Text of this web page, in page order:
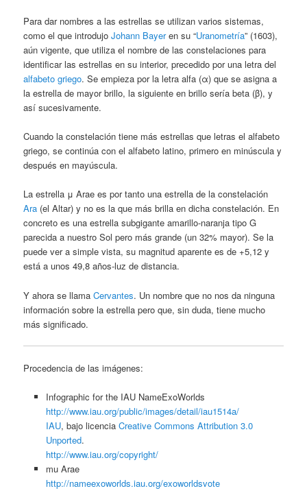
Para dar nombres a las estrellas se utilizan varios sistemas,
como el que introdujoJohann Bayeren su “Uranometría” (1603),
aún vigente, que utiliza el nombre de las constelaciones para
identificar las estrellas en su interior, precedido por una letra del
alfabeto griego. Se empieza por la letra alfa (α) que se asigna a
la estrella de mayor brillo, la siguiente en brillo sería beta (β), y
así sucesivamente.
Cuando la constelación tiene más estrellas que letras el alfabeto
griego, se continúa con el alfabeto latino, primero en minúscula y
después en mayúscula.
La estrella μ Arae es por tanto una estrella de la constelación
Ara (el Altar) y no es la que más brilla en dicha constelación. En
concreto es una estrella subgigante amarillo-naranja tipo G
parecida a nuestro Sol pero más grande (un 32% mayor). Se la
puede ver a simple vista, su magnitud aparente es de +5,12 y
está a unos 49,8 años-luz de distancia.
Y ahora se llamaCervantes. Un nombre que no nos da ninguna
información sobre la estrella pero que, sin duda, tiene mucho
más significado.
Procedencia de las imágenes:
Infographic for the IAU NameExoWorlds
http://www.iau.org/public/images/detail/iau1514a/
IAU, bajo licencia Creative Commons Attribution 3.0
Unported.
http://www.iau.org/copyright/
mu Arae
http://nameexoworlds.iau.org/exoworldsvote